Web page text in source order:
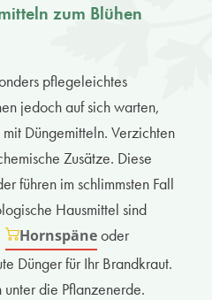
zum Blühen
pflegeleichtes
jedoch auf sich warten,
Düngemitteln. Verzichten
Zusätze. Diese
führen im schlimmsten Fall
Hausmittel sind
Hornspäneoder
Dünger für Ihr Brandkraut.
die Pflanzenerde.